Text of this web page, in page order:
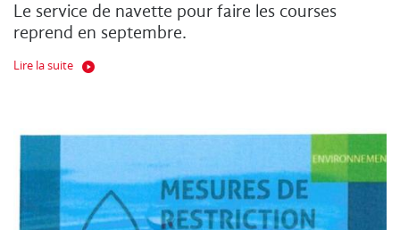
Le service de navette pour faire les courses
reprend en septembre.
Lire la suite